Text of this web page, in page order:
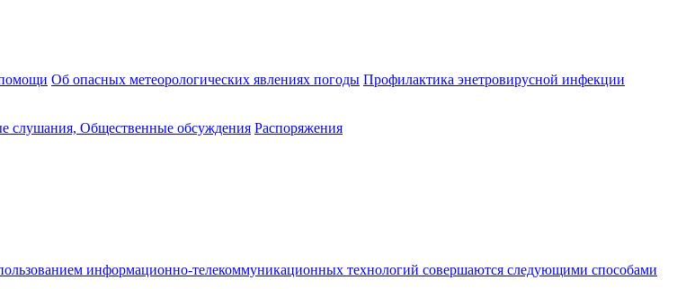
Об опасных метеорологических явлениях погоды Профилактика энетровирусной инфекции
слушания, Общественные обсуждения Распоряжения
информационно-телекоммуникационных технологий совершаются следующими способами